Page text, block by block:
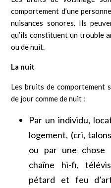
comportement d’une
nuisances sonores. Ils
qu’ils constituent un trouble
ou de nuit.
La nuit
Les bruits de comportement
de jour comme de nuit :
Par un individu,
logement, (cri,
ou par une chose
chaîne hi-fi,
pétard et feu